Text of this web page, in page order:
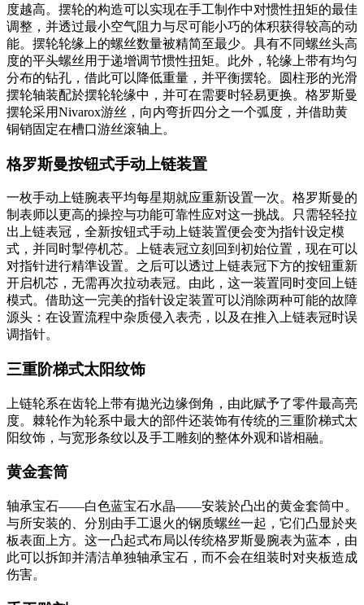
度越高。摆轮的构造可以实现在手工制作中对惯性扭矩的最佳
调整，并透过最小空气阻力与尽可能小巧的体积获得较高的动
能。摆轮轮缘上的螺丝数量被精简至最少。具有不同螺丝头高
度的平头螺丝用于递增调节惯性扭矩。此外，轮缘上带有均匀
分布的钻孔，借此可以降低重量，并平衡摆轮。圆柱形的光滑
摆轮轴装配於摆轮轮缘中，并可在需要时轻易更换。格罗斯曼
摆轮采用Nivarox游丝，向内弯折四分之一个弧度，并借助黄
铜销固定在槽口游丝滚轴上。
格罗斯曼按钮式手动上链装置
一枚手动上链腕表平均每星期就应重新设置一次。格罗斯曼的
制表师以更高的操控与功能可靠性应对这一挑战。只需轻轻拉
出上链表冠，全新按钮式手动上链装置便会变为指针设定模
式，并同时掣停机芯。上链表冠立刻回到初始位置，现在可以
对指针进行精準设置。之后可以透过上链表冠下方的按钮重新
开启机芯，无需再次拉动表冠。由此，这一装置同时变回上链
模式。借助这一完美的指针设定装置可以消除两种可能的故障
源头：在设置流程中杂质侵入表壳，以及在推入上链表冠时误
调指针。
三重阶梯式太阳纹饰
上链轮系在齿轮上带有拋光边缘倒角，由此赋予了零件最高亮
度。棘轮作为轮系中最大的部件还装饰有传统的三重阶梯式太
阳纹饰，与宽形条纹以及手工雕刻的整体外观和谐相融。
黄金套筒
轴承宝石——白色蓝宝石水晶——安装於凸出的黄金套筒中。
与所安装的、分別由手工退火的钢质螺丝一起，它们凸显於夹
板表面上方。这一凸起式布局以传统格罗斯曼腕表为蓝本，由
此可以拆卸并清洁单独轴承宝石，而不会在组装时对夹板造成
伤害。